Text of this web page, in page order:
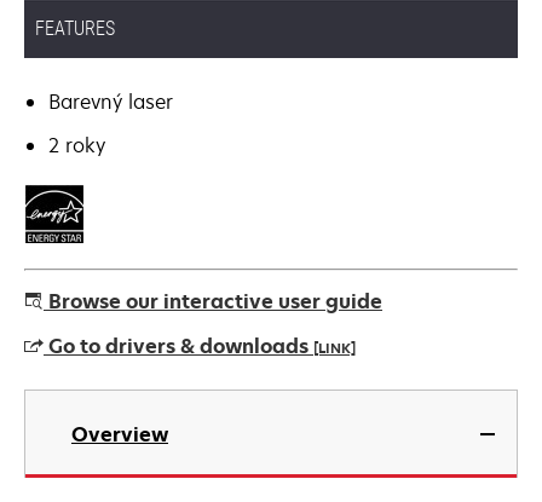
FEATURES
Barevný laser
2 roky
Browse our interactive user guide
Go to drivers & downloads [LINK]
opens
new
Overview